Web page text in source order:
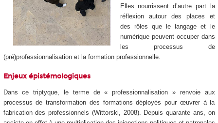
Elles nourrissent d’autre part la
réflexion autour des places et
des rôles que le langage et le
numérique peuvent occuper dans
les processus de
(pré)professionnalisation et la formation professionnelle.
Enjeux épistémologiques
Dans ce triptyque, le terme de « professionnalisation » renvoie aux
processus de transformation des formations déployés pour œuvrer à la
fabrication des professionnels (Wittorski, 2008). Depuis quarante ans, on